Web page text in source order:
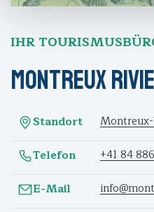
IHR
Montreux
Standort
Telefon
+41 84
E-Mail